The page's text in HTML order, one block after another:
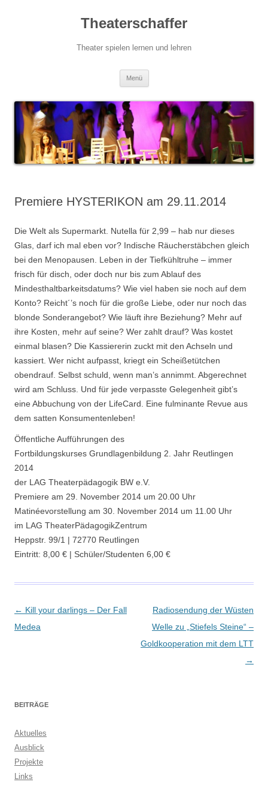
Theaterschaffer
Theater spielen lernen und lehren
Menü
Premiere HYSTERIKON am 29.11.2014
Die Welt als Supermarkt. Nutella für 2,99 – hab nur dieses
Glas, darf ich mal eben vor? Indische Räucherstäbchen gleich
bei den Menopausen. Leben in der Tiefkühltruhe – immer
frisch für disch, oder doch nur bis zum Ablauf des
Mindesthaltbarkeitsdatums? Wie viel haben sie noch auf dem
Konto? Reicht´’s noch für die große Liebe, oder nur noch das
blonde Sonderangebot? Wie läuft ihre Beziehung? Mehr auf
ihre Kosten, mehr auf seine? Wer zahlt drauf? Was kostet
einmal blasen? Die Kassiererin zuckt mit den Achseln und
kassiert. Wer nicht aufpasst, kriegt ein Scheißetütchen
obendrauf. Selbst schuld, wenn man’s annimmt. Abgerechnet
wird am Schluss. Und für jede verpasste Gelegenheit gibt’s
eine Abbuchung von der LifeCard. Eine fulminante Revue aus
dem satten Konsumentenleben!
Öffentliche Aufführungen des
Fortbildungskurses Grundlagenbildung 2. Jahr Reutlingen
2014
der LAG Theaterpädagogik BW e.V.
Premiere am 29. November 2014 um 20.00 Uhr
Matinéevorstellung am 30. November 2014 um 11.00 Uhr
im LAG TheaterPädagogikZentrum
Heppstr. 99/1 | 72770 Reutlingen
Eintritt: 8,00 € | Schüler/Studenten 6,00 €
Beitragsnavigation
← Kill your darlings – Der Fall
Medea
Radiosendung der Wüsten
Welle zu „Stiefels Steine“ –
Goldkooperation mit dem LTT
→
BEITRÄGE
Aktuelles
Ausblick
Projekte
Links